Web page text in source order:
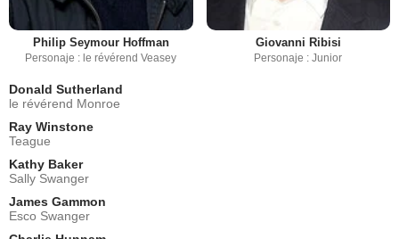
Philip Seymour Hoffman
Personaje : le révérend Veasey
Giovanni Ribisi
Personaje : Junior
Donald Sutherland
le révérend Monroe
Ray Winstone
Teague
Kathy Baker
Sally Swanger
James Gammon
Esco Swanger